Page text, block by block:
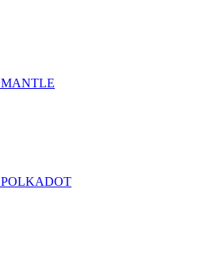
MANTLE
POLKADOT